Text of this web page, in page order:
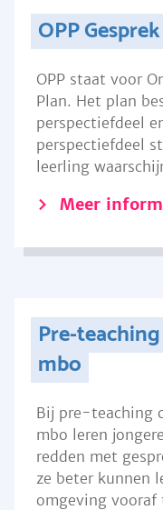
OPP Gesprek
OPP staat voor
Plan. Het plan
perspectiefdeel
perspectiefdeel
leerling
Meer
Pre-
mbo
Bij pre-teaching
mbo leren
redden met
ze beter kunnen
omgeving vooraf